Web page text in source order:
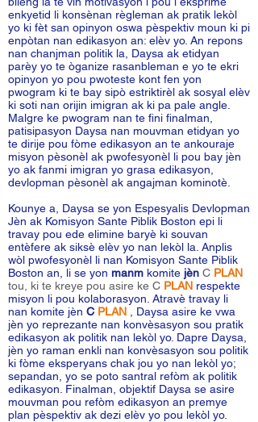
enkyetid li konsènan règleman ak pratik lekòl
yo ki fèt san opinyon oswa pèspektiv moun ki pi
enpòtan nan edikasyon an: elèv yo. An repons
nan chanjman politik la, Daysa ak etidyan
parèy yo te òganize rasanbleman e yo te ekri
opinyon yo pou pwoteste kont fen yon
pwogram ki te bay sipò estriktirèl ak sosyal elèv
ki soti nan orijin imigran ak ki pa pale angle.
Malgre ke pwogram nan te fini finalman,
patisipasyon Daysa nan mouvman etidyan yo
te dirije pou fòme edikasyon an te ankouraje
misyon pèsonèl ak pwofesyonèl li pou bay jèn
yo ak fanmi imigran yo grasa edikasyon,
devlopman pèsonèl ak angajman kominotè.
Kounye a, Daysa se yon Espesyalis Devlopman
Jèn ak Komisyon Sante Piblik Boston epi li
travay pou ede elimine baryè ki souvan
entèfere ak siksè elèv yo nan lekòl la. Anplis
wòl pwofesyonèl li nan Komisyon Sante Piblik
Boston an, li se yon manm komite jèn C PLAN
tou, ki te kreye pou asire ke C PLAN respekte
misyon li pou kolaborasyon. Atravè travay li
nan komite jèn C PLAN
, Daysa asire ke vwa
jèn yo reprezante nan konvèsasyon sou pratik
edikasyon ak politik nan lekòl yo. Dapre Daysa,
jèn yo raman enkli nan konvèsasyon sou politik
ki fòme eksperyans chak jou yo nan lekòl yo;
sepandan, yo se poto santral refòm ak politik
edikasyon. Finalman, objektif Daysa se asire
mouvman pou refòm edikasyon an premye
plan pèspektiv ak dezi elèv yo pou lekòl yo.